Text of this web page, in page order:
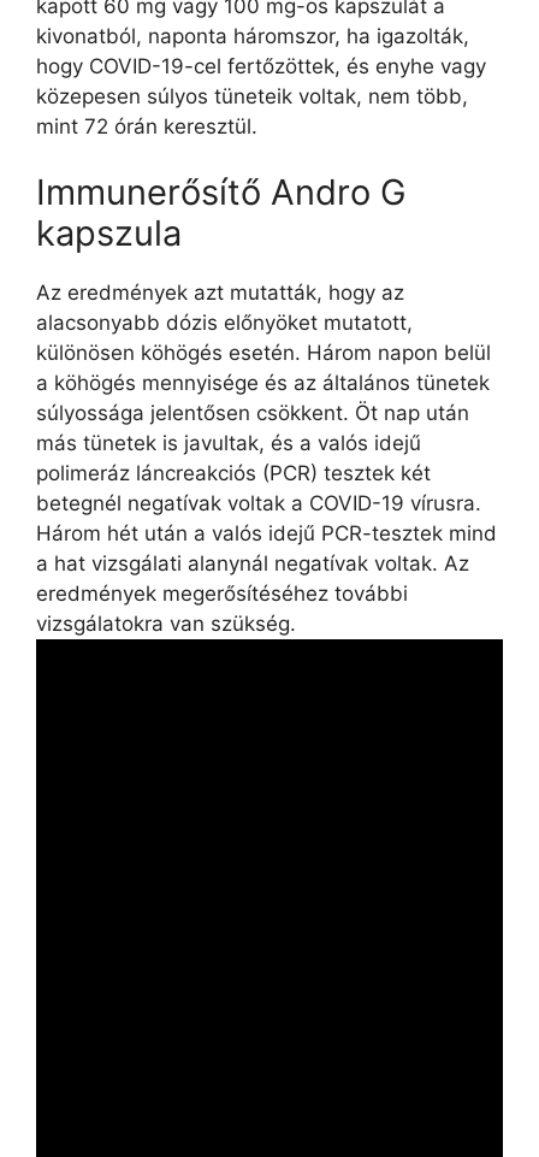
kapott 60 mg vagy 100 mg-os kapszulát a
kivonatból, naponta háromszor, ha igazolták,
hogy COVID-19-cel fertőzöttek, és enyhe vagy
közepesen súlyos tüneteik voltak, nem több,
mint 72 órán keresztül.
Immunerősítő Andro G
kapszula
Az eredmények azt mutatták, hogy az
alacsonyabb dózis előnyöket mutatott,
különösen köhögés esetén. Három napon belül
a köhögés mennyisége és az általános tünetek
súlyossága jelentősen csökkent. Öt nap után
más tünetek is javultak, és a valós idejű
polimeráz láncreakciós (PCR) tesztek két
betegnél negatívak voltak a COVID-19 vírusra.
Három hét után a valós idejű PCR-tesztek mind
a hat vizsgálati alanynál negatívak voltak. Az
eredmények megerősítéséhez további
vizsgálatokra van szükség.